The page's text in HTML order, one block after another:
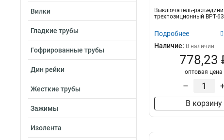
Вилки
Гладкие трубы
Гофрированные трубы
Дин рейки
Жесткие трубы
Зажимы
Изолента
Выключатель-
трехпозиционный ВРТ-
Подробнее
Наличие: В наличии
778,23
оптовая цена
–
В корзину